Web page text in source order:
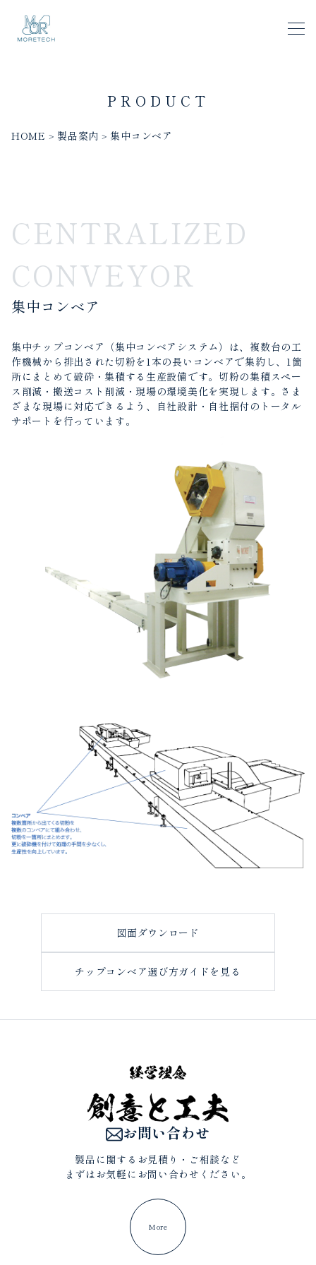
PRODUCT
HOME > 製品案内 > 集中コンベア
CENTRALIZED
CONVEYOR
集中コンベア
集中チップコンベア（集中コンベアシステム）は、複数台の工
作機械から排出された切粉を1本の長いコンベアで集約し、1箇
所にまとめて破砕・集積する生産設備です。切粉の集積スペー
ス削減・搬送コスト削減・現場の環境美化を実現します。さま
ざまな現場に対応できるよう、自社設計・自社据付のトータル
サポートを行っています。
図面ダウンロード
チップコンベア選び方ガイドを見る
お問い合わせ
製品に関するお見積り・ご相談など
まずはお気軽にお問い合わせください。
More